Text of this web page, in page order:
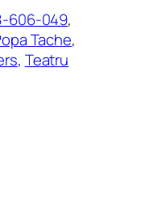
606-049
Tache
, Teatru